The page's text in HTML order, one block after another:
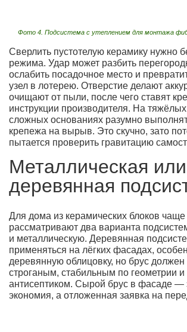
Фото 4. Подсистема с утеплением для монтажа
Сверлить пустотелую керамику нужно
режима. Удар может разбить
ослабить посадочное место и
узел в лотерею. Отверстие делают
очищают от пыли, после чего ставят
инструкции производителя. На
сложных основаниях разумно
крепежа на вырыв. Это скучно, зато
пытается проверить гравитацию
Металлическая или
деревянная
Для дома из керамических блоков чаще
рассматривают два варианта
и металлическую. Деревянная
применяться на лёгких фасадах,
деревянную облицовку, но брус должен
строганым, стабильным по геометрии
антисептиком. Сырой брус в фасаде —
экономия, а отложенная заявка на